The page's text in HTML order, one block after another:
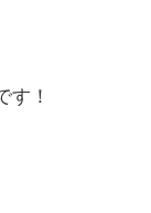
す！